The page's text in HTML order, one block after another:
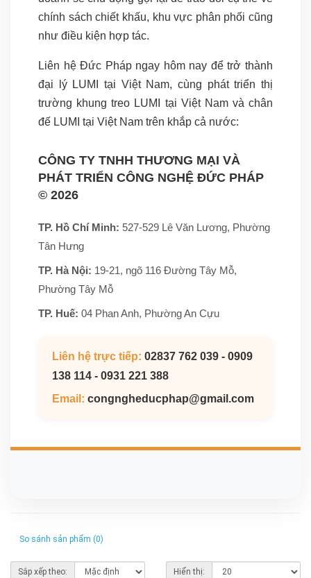
chính sách chiết khấu, khu vực phân phối cũng
như điều kiện hợp tác.
Liên hệ Đức Pháp ngay hôm nay để trở thành
đại lý LUMI tại Việt Nam, cùng phát triển thị
trường khung treo LUMI tại Việt Nam và chân
đế LUMI tại Việt Nam trên khắp cả nước:
CÔNG TY TNHH THƯƠNG MẠI VÀ
PHÁT TRIỂN CÔNG NGHỆ ĐỨC PHÁP
© 2026
TP. Hồ Chí Minh: 527-529 Lê Văn Lương, Phường
Tân Hưng
TP. Hà Nội: 19-21, ngõ 116 Đường Tây Mỗ,
Phường Tây Mỗ
TP. Huế: 04 Phan Anh, Phường An Cựu
Liên hệ trực tiếp: 02837 762 039 - 0909
138 114 - 0931 221 388
Email: congngheducphap@gmail.com
So sánh sản phẩm (0)
Sắp xếp theo: Hiển thị: